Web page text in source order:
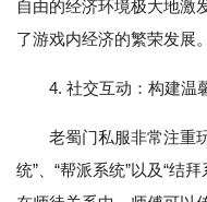
自由的经济环境极大地激
了游戏内经济的繁荣发展。
4. 社交互动：构建温
老蜀门私服非常注重
统”、“帮派系统”以及“结